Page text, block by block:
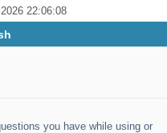
rc
h
22:06:08
you have while using or